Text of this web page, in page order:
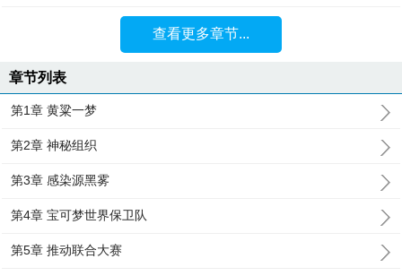
查看更多章节...
章节列表
第1章 黄粱一梦
第2章 神秘组织
第3章 感染源黑雾
第4章 宝可梦世界保卫队
第5章 推动联合大赛